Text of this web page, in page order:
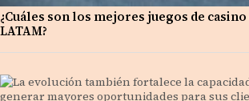
¿Cuáles son los mejores juegos de
LATAM?